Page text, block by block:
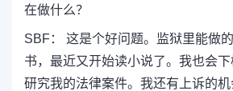
在做什么？
SBF： 这是个好问题。监狱里能做
书，最近又开始读小说了。我也会
研究我的法律案件。我还有上诉的